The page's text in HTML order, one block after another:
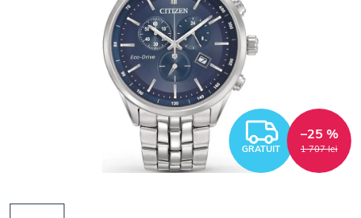
GRATUIT 1 707 lei
–25 %